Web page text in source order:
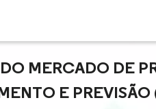
MERCADO DE
E